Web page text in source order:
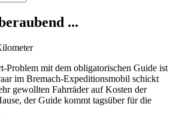
...
Problem mit dem obligatorischen Guide ist
im Bremach-Expeditionsmobil schickt
gewollten Fahrräder auf Kosten der
der Guide kommt tagsüber für die